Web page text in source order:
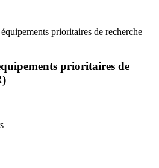
prioritaires de recherche
prioritaires de